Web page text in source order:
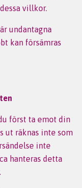
villkor.
undantagna
kan försämras
först ta emot din
ut räknas inte som
inte
hanteras detta